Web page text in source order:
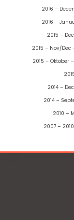
2016 –
2016 –
2015 –
2015 – Nov/
2015 – Oktober
2014 –
2014 –
2010 –
2007 –